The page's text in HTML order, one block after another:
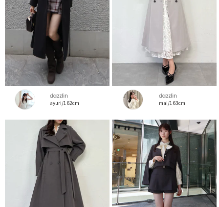
dazzlin
ayuri/162cm
dazzlin
mai/163cm